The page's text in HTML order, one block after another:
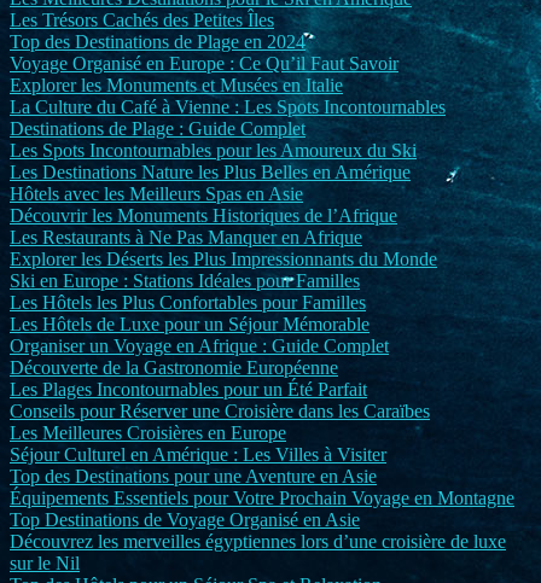
Les Trésors Cachés des Petites Îles
Top des Destinations de Plage en 2024
Voyage Organisé en Europe : Ce Qu’il Faut Savoir
Explorer les Monuments et Musées en Italie
La Culture du Café à Vienne : Les Spots Incontournables
Destinations de Plage : Guide Complet
Les Spots Incontournables pour les Amoureux du Ski
Les Destinations Nature les Plus Belles en Amérique
Hôtels avec les Meilleurs Spas en Asie
Découvrir les Monuments Historiques de l’Afrique
Les Restaurants à Ne Pas Manquer en Afrique
Explorer les Déserts les Plus Impressionnants du Monde
Ski en Europe : Stations Idéales pour Familles
Les Hôtels les Plus Confortables pour Familles
Les Hôtels de Luxe pour un Séjour Mémorable
Organiser un Voyage en Afrique : Guide Complet
Découverte de la Gastronomie Européenne
Les Plages Incontournables pour un Été Parfait
Conseils pour Réserver une Croisière dans les Caraïbes
Les Meilleures Croisières en Europe
Séjour Culturel en Amérique : Les Villes à Visiter
Top des Destinations pour une Aventure en Asie
Équipements Essentiels pour Votre Prochain Voyage en Montagne
Top Destinations de Voyage Organisé en Asie
Découvrez les merveilles égyptiennes lors d’une croisière de luxe
sur le Nil